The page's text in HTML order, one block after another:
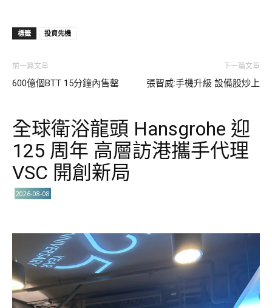
標籤 投資先機
前一篇文章
600億個BTT 15分鐘內售罄
下一篇文章
張智威:手機升級 設備股炒上
全球衛浴龍頭 Hansgrohe 迎
125 周年 高層訪港攜手代理
VSC 開創新局
2026-08-08